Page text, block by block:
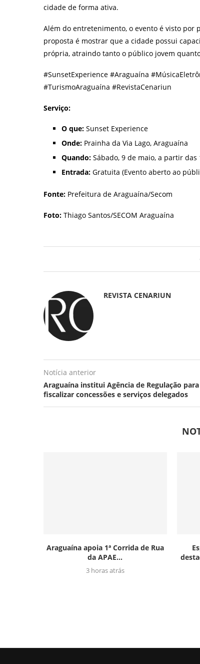
cidade de forma ativa.
Além do entretenimento, o evento é visto
proposta é mostrar que a cidade possui
própria, atraindo tanto o público jovem
#SunsetExperience #Araguaína
#TurismoAraguaína #RevistaCenariun
Serviço:
O que: Sunset Experience
Onde: Prainha da Via Lago, Araguaína
Quando: Sábado, 9 de maio, a partir das
Entrada: Gratuita (Evento aberto ao
Fonte: Prefeitura de Araguaína/Secom
Foto: Thiago Santos/SECOM Araguaína
REVISTA CENARIUN
Notícia anterior
Araguaína institui Agência de Regulação para
fiscalizar concessões e serviços delegados
Araguaína apoia 1ª Corrida de Rua
da APAE...
3 horas atrás